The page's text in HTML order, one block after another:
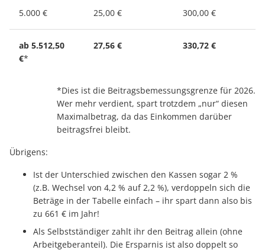
5.000 € 25,00 € 300,00 €
ab 5.512,50
€*
27,56 € 330,72 €
*Dies ist die Beitragsbemessungsgrenze für 2026.
Wer mehr verdient, spart trotzdem „nur“ diesen
Maximalbetrag, da das Einkommen darüber
beitragsfrei bleibt.
Übrigens:
Ist der Unterschied zwischen den Kassen sogar 2 %
(z.B. Wechsel von 4,2 % auf 2,2 %), verdoppeln sich die
Beträge in der Tabelle einfach – ihr spart dann also bis
zu 661 € im Jahr!
Als Selbstständiger zahlt ihr den Beitrag allein (ohne
Arbeitgeberanteil). Die Ersparnis ist also doppelt so